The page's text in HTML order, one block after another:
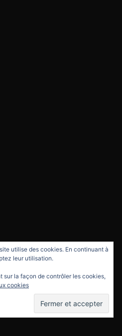
utilise des cookies. En continuant à
leur utilisation.
sur la façon de contrôler les cookies,
cookies